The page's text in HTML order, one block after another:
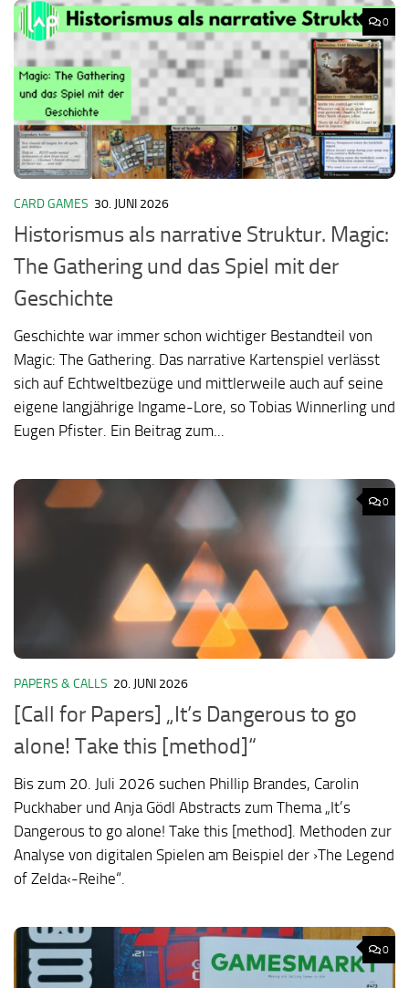
0
CARD GAMES 30. JUNI 2026
Historismus als narrative Struktur. Magic:
The Gathering und das Spiel mit der
Geschichte
Geschichte war immer schon wichtiger Bestandteil von
Magic: The Gathering. Das narrative Kartenspiel verlässt
sich auf Echtweltbezüge und mittlerweile auch auf seine
eigene langjährige Ingame-Lore, so Tobias Winnerling und
Eugen Pfister. Ein Beitrag zum...
0
PAPERS & CALLS 20. JUNI 2026
[Call for Papers] „It’s Dangerous to go
alone! Take this [method]“
Bis zum 20. Juli 2026 suchen Phillip Brandes, Carolin
Puckhaber und Anja Gödl Abstracts zum Thema „It’s
Dangerous to go alone! Take this [method]. Methoden zur
Analyse von digitalen Spielen am Beispiel der ›The Legend
of Zelda‹-Reihe“.
0